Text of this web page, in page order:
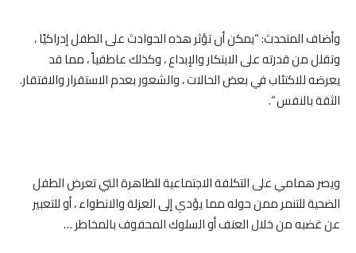
وأضاف المتحدث: “يمكن أن تؤثر هذه الحوادث على الطفل إدراكيًا ،
وتقلل من قدرته على الابتكار والإبداع ، وكذلك عاطفياً ، مما قد
يعرضه للاكتئاب في بعض الحالات ، والشعور بعدم الاستقرار والافتقار.
الثقة بالنفس “.
ويصر همامي على التكلفة الاجتماعية للظاهرة التي تعرض الطفل
الضحية للتنمر ممن حوله مما يؤدي إلى العزلة والانطواء ، أو للتعبير
عن غضبه من خلال العنف أو السلوك المحفوف بالمخاطر …